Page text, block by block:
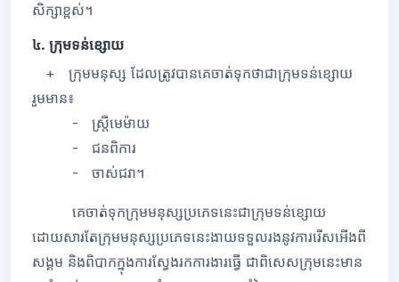
សិក្សាខ្ពស់។
៤. ក្រុមទន់ខ្សោយ
+ ក្រុមមនុស្ស ដែលត្រូវបានគេចាត់ទុកថាជាក្រុមទន់ខ្សោយ
រួមមាន៖
- ស្រ្តីមេម៉ាយ
- ជនពិការ
- ចាស់ជរា។
គេចាត់ទុកក្រុមមនុស្សប្រភេទនេះជាក្រុមទន់ខ្សោយ
ដោយសារតែក្រុមមនុស្សប្រភេទនេះងាយទទួលរងនូវការរើសអើងពី
សង្គម និងពិបាកក្នុងការស្វែងរកការងារធ្វើ ជាពិសេសក្រុមនេះមាន